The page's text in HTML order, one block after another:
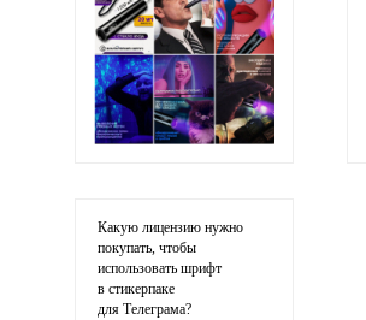
Какую лицензию нужно
покупать, чтобы
использовать шрифт
в стикерпаке
для Телеграма?